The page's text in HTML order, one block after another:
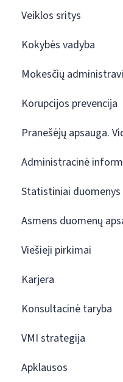
Veiklos sritys
Kokybės vadyba
Mokesčių
Korupcijos prevencija
Pranešėjų apsauga.
Administracinė
Statistiniai duomenys
Asmens duomenų
Viešieji pirkimai
Karjera
Konsultacinė taryba
VMI strategija
Apklausos